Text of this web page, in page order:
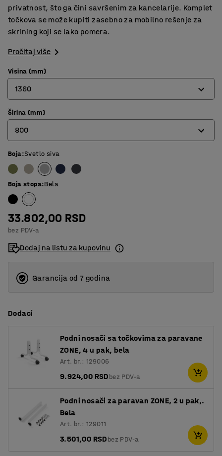
privatnost, što ga čini savršenim za kancelarije. Komplet
točkova se može kupiti zasebno za mobilno rešenje za
skrining koji se lako pomera.
Pročitaj više
Visina (mm)
1360
1360
1700
Širina (mm)
800
800
1000
Boja:Svetlo siva
Boja stopa:Bela
33.802,00 RSD
bez PDV-a
Dodaj na listu za kupovinu
Garancija od 7 godina
Dodaci
Podni nosači sa točkovima za paravane
ZONE, 4 u pak, bela
Art. br.: 129006
9.924,00 RSDbez PDV-a
Podni nosači za paravan ZONE, 2 u pak,.
Bela
Art. br.: 129011
3.501,00 RSDbez PDV-a